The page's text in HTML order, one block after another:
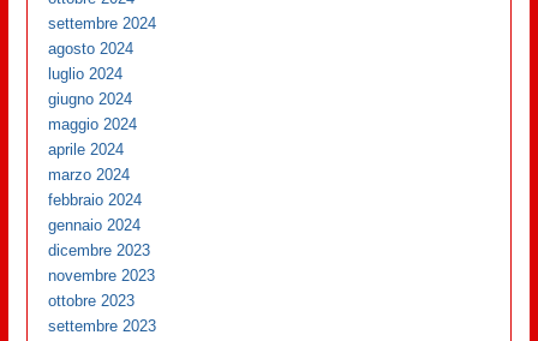
settembre 2024
agosto 2024
luglio 2024
giugno 2024
maggio 2024
aprile 2024
marzo 2024
febbraio 2024
gennaio 2024
dicembre 2023
novembre 2023
ottobre 2023
settembre 2023